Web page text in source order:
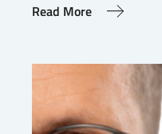
Read More